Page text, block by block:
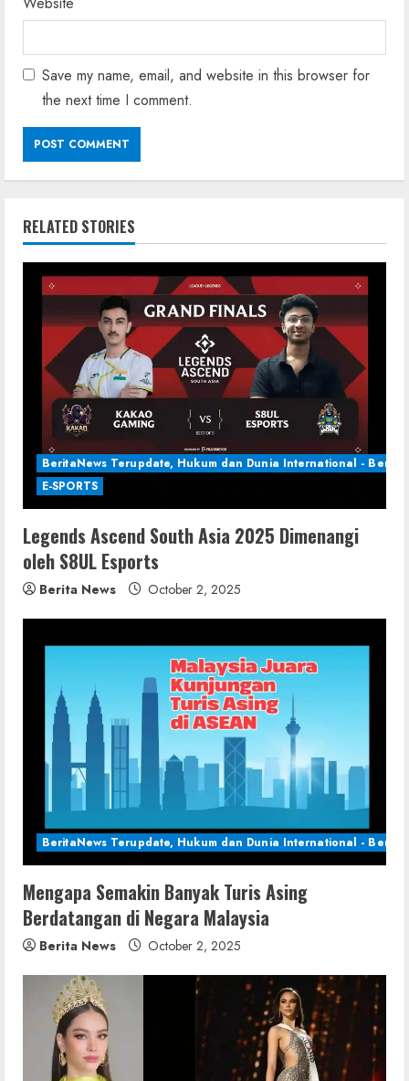
Save my name, email, and website in this browser for
the next time I comment.
RELATED STORIES
BeritaNews Terupdate, Hukum dan Dunia International - Berita
E-SPORTS
Legends Ascend South Asia 2025 Dimenangi
oleh S8UL Esports
Berita News October 2, 2025
BeritaNews Terupdate, Hukum dan Dunia International - Berita
Mengapa Semakin Banyak Turis Asing
Berdatangan di Negara Malaysia
Berita News October 2, 2025